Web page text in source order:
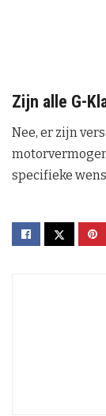
Zijn alle G-
Nee, er zijn
specifieke